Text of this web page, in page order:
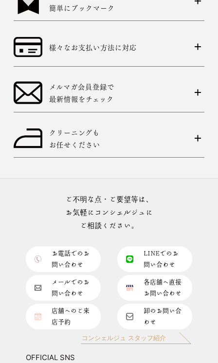
簡単にブックマーク
様々なお支払い方法に対応
メルマガ会員登録で
最新情報をチェック
クリーニングも
お任せください
ご不明な点・ご要望等は、
お気軽にコンシェルジュに
ご相談ください。
お電話でのお
問い合わせ
LINEでのお
問い合わせ
メールでのお
問い合わせ
各店舗へ直接
お問い合わせ
店舗へのご来
店予約
卸のお問い合
わせ
コンシェルジュ スタッフ紹介
OFFICIAL SNS